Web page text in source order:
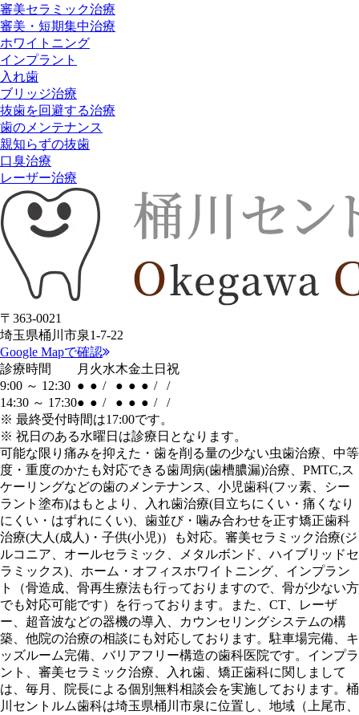
審美セラミック治療
審美・短期集中治療
ホワイトニング
インプラント
入れ歯
ブリッジ治療
抜歯を回避する治療
歯のメンテナンス
親知らずの抜歯
口臭治療
レーザー治療
〒363-0021
埼玉県桶川市泉1-7-22
Google Mapで確認
診療時間
月 火水木金土 日 祝
9:00 ～ 12:30 ● ● / ● ● ● /
/
14:30 ～ 17:30● ● / ● ● ● /
/
※ 最終受付時間は17:00です。
※ 祝日のある水曜日は診療日となります。
可能な限り痛みを抑えた・歯を削る量の少ない虫歯治療、中等
度・重度のかたも対応できる歯周病(歯槽膿漏)治療、PMTC,ス
ケーリングなどの歯のメンテナンス、小児歯科(フッ素、シー
ラント塗布)はもとより、入れ歯治療(目立ちにくい・痛くなり
にくい・はずれにくい)、歯並び・噛み合わせを正す矯正歯科
治療(大人(成人)・子供(小児)）も対応。審美セラミック治療(ジ
ルコニア、オールセラミック、メタルボンド、ハイブリッドセ
ラミックス)、ホーム・オフィスホワイトニング、インプラン
ト（骨造成、骨再生療法も行っておりますので、骨が少ない方
でも対応可能です）を行っております。また、CT、レーザ
ー、超音波などの器機の導入、カウンセリングシステムの構
築、他院の治療の相談にも対応しております。駐車場完備、キ
ッズルーム完備、バリアフリー構造の歯科医院です。インプラ
ント、審美セラミック治療、入れ歯、矯正歯科に関しまして
は、毎月、院長による個別無料相談会を実施しております。桶
川セントルム歯科は埼玉県桶川市泉に位置し、地域（上尾市、